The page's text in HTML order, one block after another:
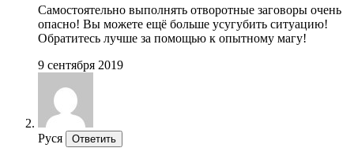
Самостоятельно выполнять отворотные заговоры очень
опасно! Вы можете ещё больше усугубить ситуацию!
Обратитесь лучше за помощью к опытному магу!
9 сентября 2019
Руся Ответить